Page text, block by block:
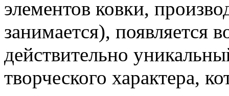
элементов ковки,
занимается), появляется
действительно
творческого характера,